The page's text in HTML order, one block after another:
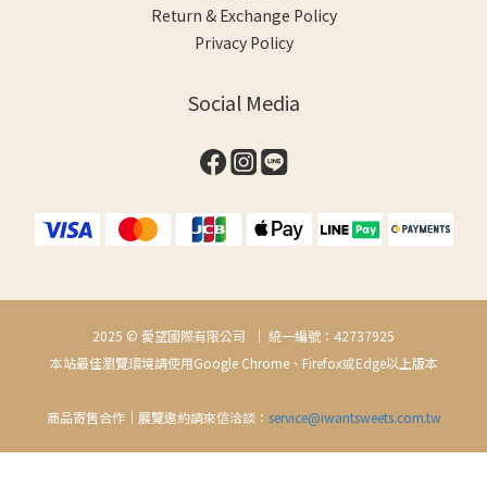
Return & Exchange Policy
Privacy Policy
Social Media
2025 © 愛望國際有限公司 ｜ 統一編號：42737925
本站最佳瀏覽環境請使用Google Chrome、Firefox或Edge以上版本
商品寄售合作｜展覽邀約請來信洽談： service@iwantsweets.com.tw